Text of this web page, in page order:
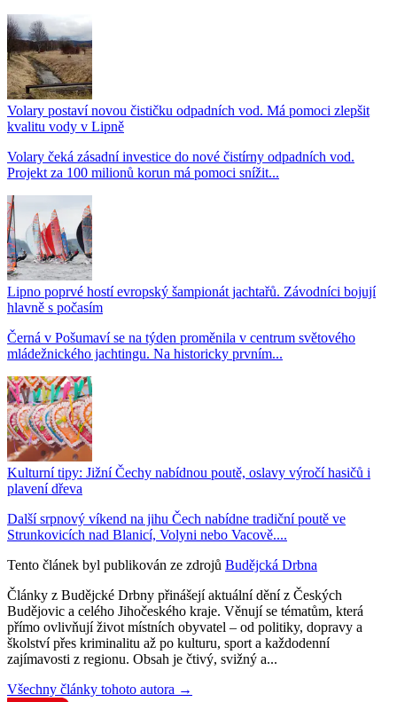
Volary postaví novou čističku odpadních vod. Má pomoci zlepšit
kvalitu vody v Lipně
Volary čeká zásadní investice do nové čistírny odpadních vod.
Projekt za 100 milionů korun má pomoci snížit...
Lipno poprvé hostí evropský šampionát jachtařů. Závodníci bojují
hlavně s počasím
Černá v Pošumaví se na týden proměnila v centrum světového
mládežnického jachtingu. Na historicky prvním...
Kulturní tipy: Jižní Čechy nabídnou poutě, oslavy výročí hasičů i
plavení dřeva
Další srpnový víkend na jihu Čech nabídne tradiční poutě ve
Strunkovicích nad Blanicí, Volyni nebo Vacově....
Tento článek byl publikován ze zdrojů Budějcká Drbna
Články z Budějcké Drbny přinášejí aktuální dění z Českých
Budějovic a celého Jihočeského kraje. Věnují se tématům, která
přímo ovlivňují život místních obyvatel – od politiky, dopravy a
školství přes kriminalitu až po kulturu, sport a každodenní
zajímavosti z regionu. Obsah je čtivý, svižný a...
Všechny články tohoto autora →